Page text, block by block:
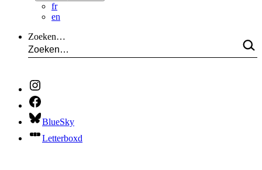
fr
en
Zoeken…
BlueSky
Letterboxd